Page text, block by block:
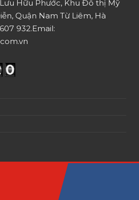
Lưu Hữu Phước, Khu Đô thị Mỹ
Quận Nam Từ Liêm, Hà
932.Email: